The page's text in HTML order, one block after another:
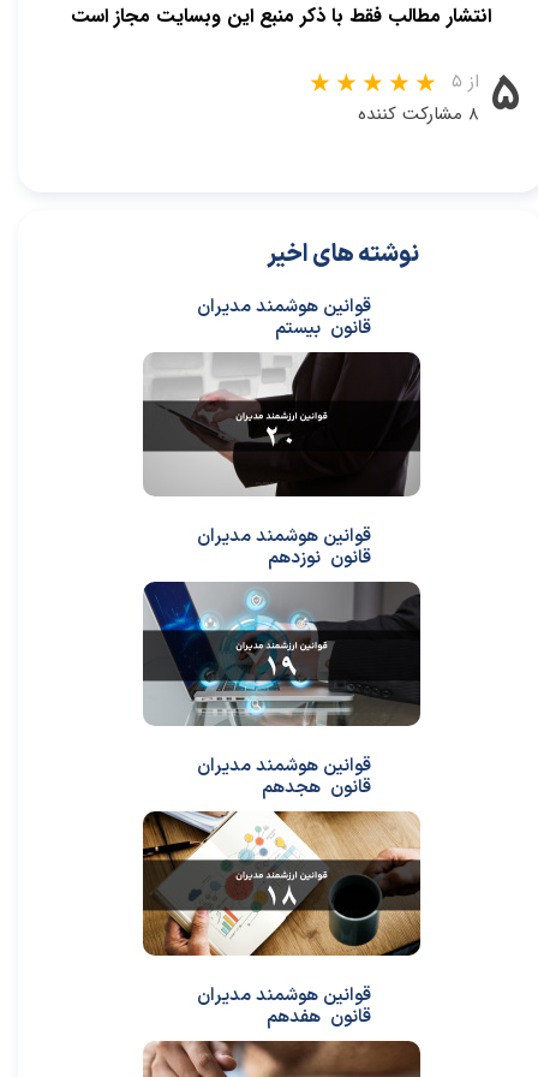
انتشار مطالب فقط با ذکر منبع این وبسایت مجاز است
۵ از ۵
۸ مشارکت کننده
قوانین هوشمند مدیران
قانون بیستم
قوانین هوشمند مدیران
قانون نوزدهم
قوانین هوشمند مدیران
قانون هجدهم
قوانین هوشمند مدیران
قانون هفدهم
نوشته های اخیر